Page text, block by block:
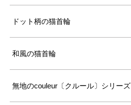
ドット柄の猫首輪
和風の猫首輪
無地のcouleur〔クルール〕シリーズ